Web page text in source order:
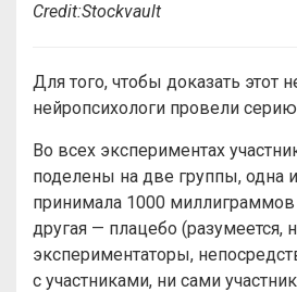
Credit:Stockvault
Для того, чтобы доказать этот
нейропсихологи провели
Во всех экспериментах
поделены на две группы, одна
принимала 1000 миллиграммов
другая — плацебо (разумеется,
экспериментаторы,
с участниками, ни сами